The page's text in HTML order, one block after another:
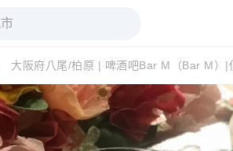
大阪府八尾/柏原 | 啤酒吧Bar M（Bar M）|